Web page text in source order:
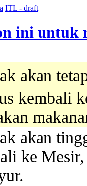
ITL - draft
akan
kembali
akan
ke